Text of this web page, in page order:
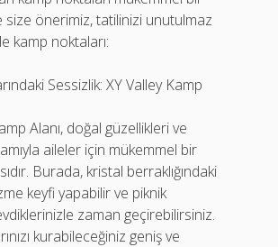
size önerimiz, tatilinizi unutulmaz
kamp noktaları:
Sessizlik: XY Valley Kamp
Alanı, doğal güzellikleri ve
aileler için mükemmel bir
Burada, kristal berraklığındaki
keyfi yapabilir ve piknik
zaman geçirebilirsiniz.
kurabileceğiniz geniş ve